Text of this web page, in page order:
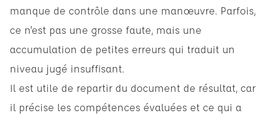
manque de contrôle dans une manœuvre. Parfois,
ce n’est pas une grosse faute, mais une
accumulation de petites erreurs qui traduit un
niveau jugé insuffisant.
Il est utile de repartir du document de résultat, car
il précise les compétences évaluées et ce qui a